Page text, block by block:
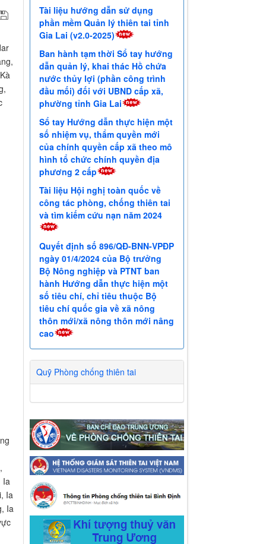
Ia
Ia
Ia
Tài liệu hướng dẫn sử dụng
phần mềm Quản lý thiên tai tỉnh
Gia Lai (v2.0-2025)
Ban hành tạm thời Sổ tay hướng
dẫn quản lý, khai thác Hồ chứa
nước thủy lợi (phần công trình
đầu mối) đối với UBND cấp xã,
phường tỉnh Gia Lai
Sổ tay Hướng dẫn thực hiện một
số nhiệm vụ, thẩm quyền mới
của chính quyền cấp xã theo mô
hình tổ chức chính quyền địa
phương 2 cấp
Tài liệu Hội nghị toàn quốc về
công tác phòng, chống thiên tai
và tìm kiếm cứu nạn năm 2024
Quyết định số 896/QĐ-BNN-VPĐP
ngày 01/4/2024 của Bộ trưởng
Bộ Nông nghiệp và PTNT ban
hành Hướng dẫn thực hiện một
số tiêu chí, chỉ tiêu thuộc Bộ
tiêu chí quốc gia về xã nông
thôn mới/xã nông thôn mới nâng
cao
Quỹ Phòng chống thiên tai